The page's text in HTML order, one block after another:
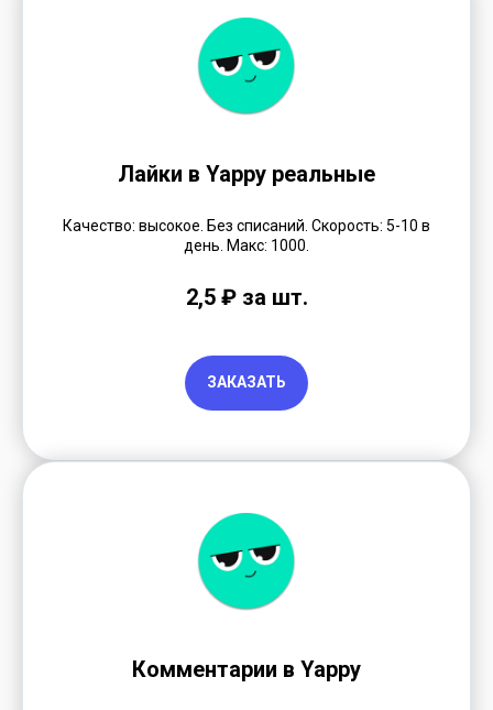
Лайки в Yappy реальные
Качество: высокое. Без списаний. Скорость: 5-10 в
день. Макс: 1000.
2,5 ₽ за шт.
ЗАКАЗАТЬ
Комментарии в Yappy